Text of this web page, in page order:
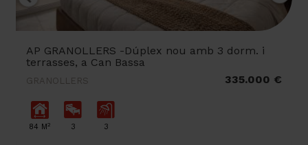
AP GRANOLLERS -Dúplex nou amb 3 dorm. i
terrasses, a Can Bassa
GRANOLLERS 335.000 €
84 M2 3 3